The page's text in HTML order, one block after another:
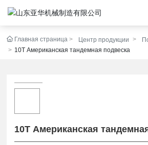
Главная страница Центр продукции
10T Американская тандемная подвеска
10T Американская